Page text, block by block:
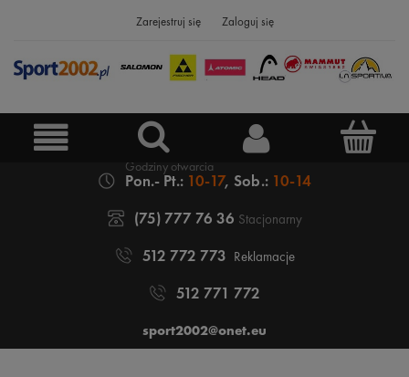
Zarejestruj się Zaloguj się
Pon.- Pt.: 10-17, Sob.: 10-14
(75) 777 76 36 Stacjonarny
512 772 773 Reklamacje
512 771 772
sport2002@onet.eu